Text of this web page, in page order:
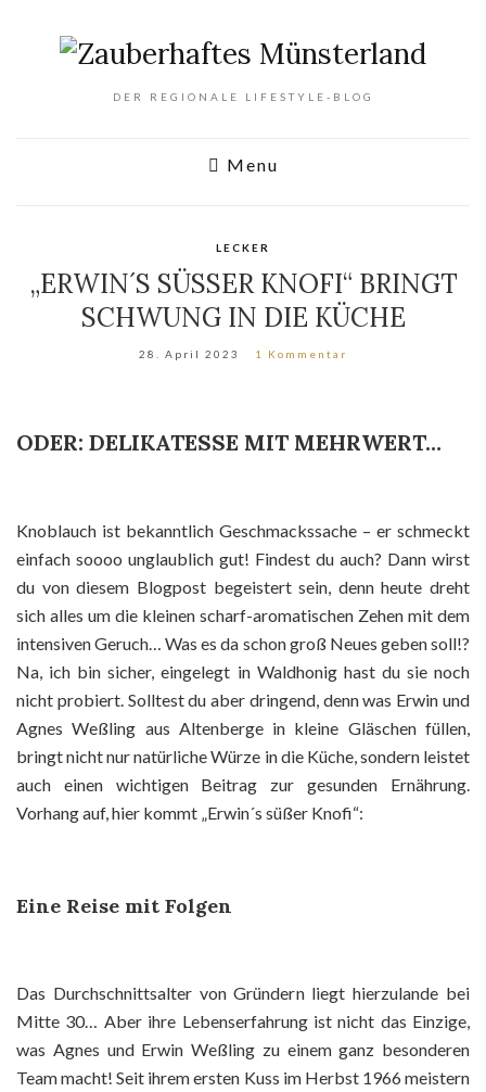
DER REGIONALE LIFESTYLE-BLOG
Menu
LECKER
„ERWIN´S SÜSSER KNOFI“ BRINGT
SCHWUNG IN DIE KÜCHE
28. April 2023 1 Kommentar
ODER: DELIKATESSE MIT MEHRWERT…
Knoblauch ist bekanntlich Geschmackssache – er schmeckt
einfach soooo unglaublich gut! Findest du auch? Dann wirst
du von diesem Blogpost begeistert sein, denn heute dreht
sich alles um die kleinen scharf-aromatischen Zehen mit dem
intensiven Geruch… Was es da schon groß Neues geben soll!?
Na, ich bin sicher, eingelegt in Waldhonig hast du sie noch
nicht probiert. Solltest du aber dringend, denn was Erwin und
Agnes Weßling aus Altenberge in kleine Gläschen füllen,
bringt nicht nur natürliche Würze in die Küche, sondern leistet
auch einen wichtigen Beitrag zur gesunden Ernährung.
Vorhang auf, hier kommt „Erwin´s süßer Knofi“:
Eine Reise mit Folgen
Das Durchschnittsalter von Gründern liegt hierzulande bei
Mitte 30… Aber ihre Lebenserfahrung ist nicht das Einzige,
was Agnes und Erwin Weßling zu einem ganz besonderen
Team macht! Seit ihrem ersten Kuss im Herbst 1966 meistern